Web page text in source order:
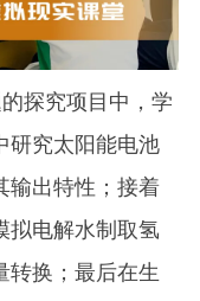
探究项目中，学
研究太阳能电池
输出特性；接着
拟电解水制取氢
转换；最后在生